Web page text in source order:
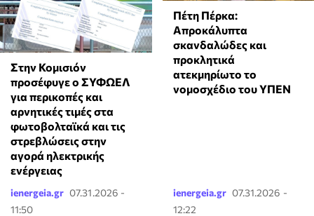
Στην Κομισιόν
προσέφυγε ο ΣΥΦΩΕΛ
για περικοπές και
αρνητικές τιμές στα
φωτοβολταϊκά και τις
στρεβλώσεις στην
αγορά ηλεκτρικής
ενέργειας
ienergeia.gr 07.31.2026 -
11:50
Πέτη Πέρκα:
Απροκάλυπτα
σκανδαλώδες και
προκλητικά
ατεκμηρίωτο το
νομοσχέδιο του ΥΠΕΝ
ienergeia.gr 07.31.2026 -
12:22